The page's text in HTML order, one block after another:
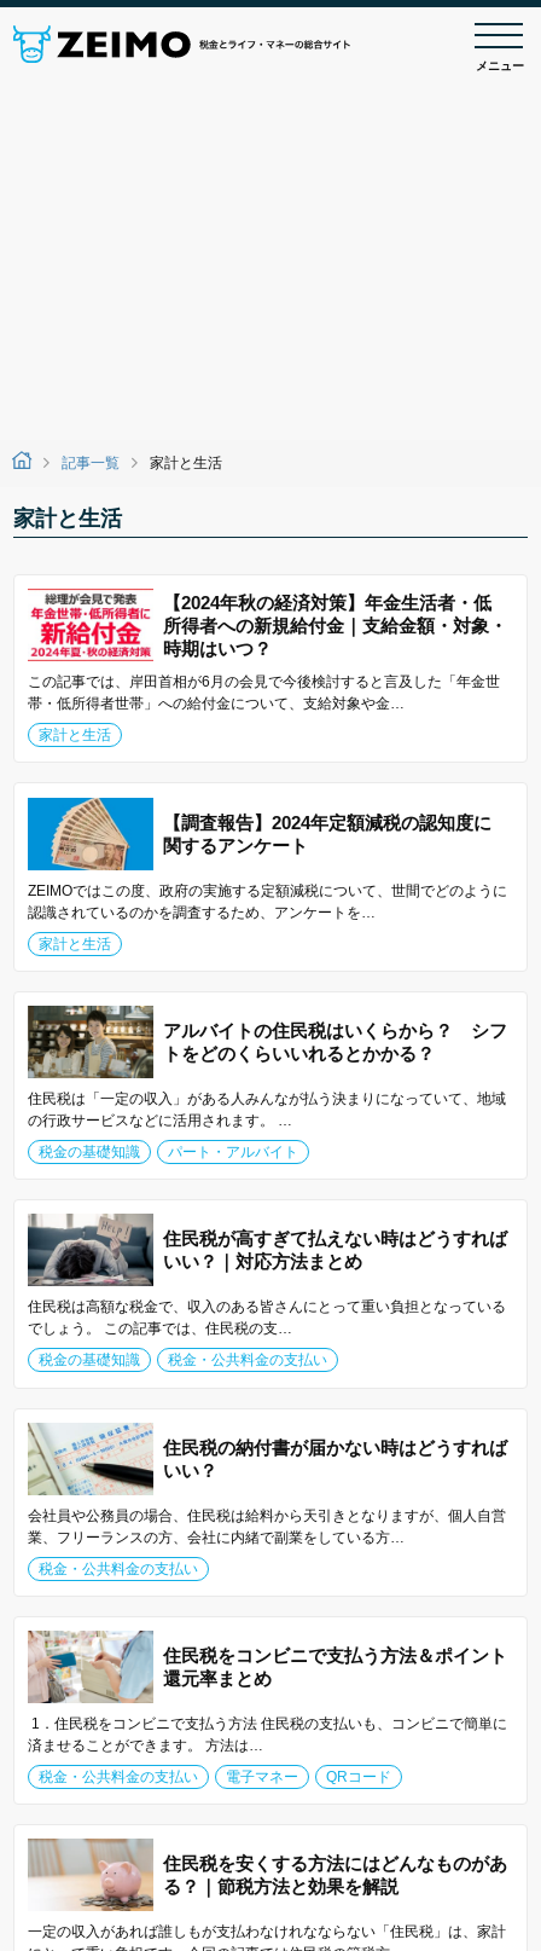
メニュー
記事一覧 家計と生活
家計と生活
【2024年秋の経済対策】年金生活者・低
所得者への新規給付金｜支給金額・対象・
時期はいつ？
この記事では、岸田首相が6月の会見で今後検討すると言及した「年金世
帯・低所得者世帯」への給付金について、支給対象や金…
家計と生活
【調査報告】2024年定額減税の認知度に
関するアンケート
ZEIMOではこの度、政府の実施する定額減税について、世間でどのように
認識されているのかを調査するため、アンケートを…
家計と生活
アルバイトの住民税はいくらから？ シフ
トをどのくらいいれるとかかる？
住民税は「一定の収入」がある人みんなが払う決まりになっていて、地域
の行政サービスなどに活用されます。 …
税金の基礎知識
パート・アルバイト
住民税が高すぎて払えない時はどうすれば
いい？｜対応方法まとめ
住民税は高額な税金で、収入のある皆さんにとって重い負担となっている
でしょう。 この記事では、住民税の支…
税金の基礎知識
税金・公共料金の支払い
住民税の納付書が届かない時はどうすれば
いい？
会社員や公務員の場合、住民税は給料から天引きとなりますが、個人自営
業、フリーランスの方、会社に内緒で副業をしている方…
税金・公共料金の支払い
住民税をコンビニで支払う方法＆ポイント
還元率まとめ
1．住民税をコンビニで支払う方法 住民税の支払いも、コンビニで簡単に
済ませることができます。 方法は…
税金・公共料金の支払い
電子マネー QRコード
住民税を安くする方法にはどんなものがあ
る？｜節税方法と効果を解説
一定の収入があれば誰しもが支払わなけれなならない「住民税」は、家計